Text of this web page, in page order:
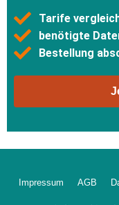
Tarife
benötigte
Bestellung
Impressum AGB